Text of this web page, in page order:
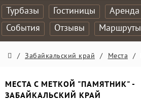
Турбазы Гостиницы Аренда
События
Отзывы Маршруты
/ Забайкальский край / Места /
МЕСТА С МЕТКОЙ "ПАМЯТНИК" -
ЗАБАЙКАЛЬСКИЙ КРАЙ